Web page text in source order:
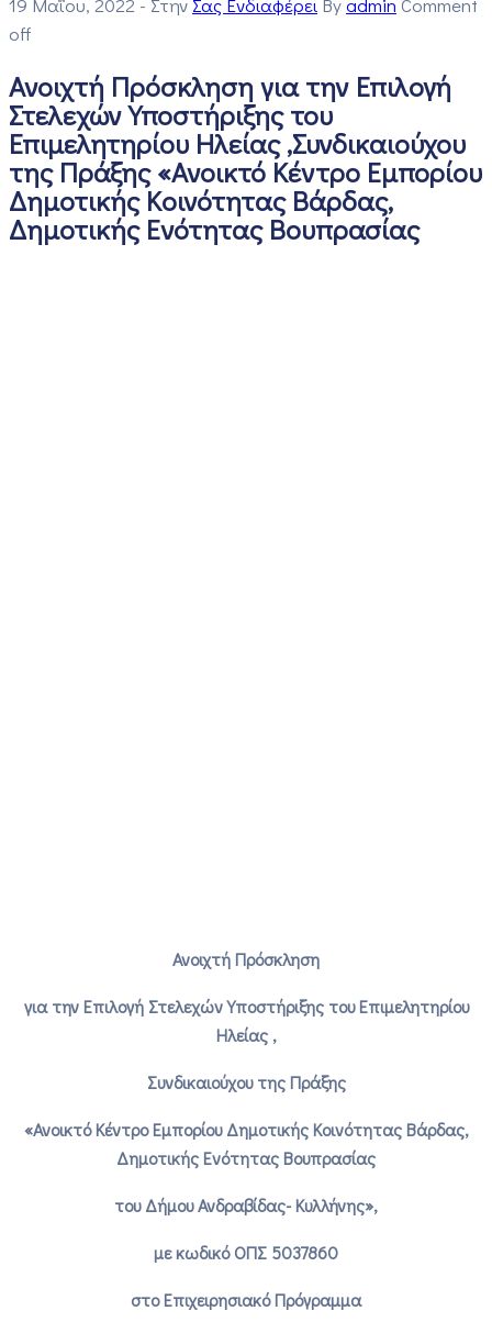
off
Ανοιχτή Πρόσκληση για την Επιλογή
Στελεχών Υποστήριξης του
Επιμελητηρίου Ηλείας ,Συνδικαιούχου
της Πράξης «Ανοικτό Κέντρο Εμπορίου
Δημοτικής Κοινότητας Βάρδας,
Δημοτικής Ενότητας Βουπρασίας
Ανοιχτή Πρόσκληση
για την Επιλογή Στελεχών Υποστήριξης του Επιμελητηρίου
Ηλείας ,
Συνδικαιούχου της Πράξης
«Ανοικτό Κέντρο Εμπορίου Δημοτικής Κοινότητας Βάρδας,
Δημοτικής Ενότητας Βουπρασίας
του Δήμου Ανδραβίδας- Κυλλήνης»,
με κωδικό ΟΠΣ 5037860
στο Επιχειρησιακό Πρόγραμμα